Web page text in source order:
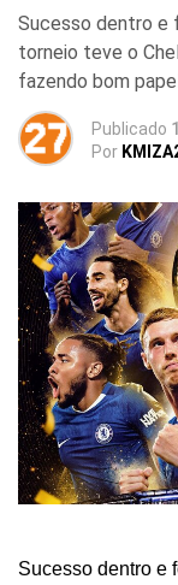
Sucesso dentro e
torneio teve o
fazendo bom
Publicado
Por
Sucesso dentro e